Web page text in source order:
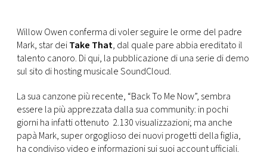
FOTO
CONCORSI
EVENTI
Willow Owen conferma di voler seguire le orme del padre
Mark, star deiTake That, dal quale pare abbia ereditato il
talento canoro. Di qui, la pubblicazione di una serie di demo
sul sito di hosting musicale SoundCloud.
La sua canzone più recente, “Back To Me Now”, sembra
essere la più apprezzata dalla sua community: in pochi
giorni ha infatti ottenuto 2.130 visualizzazioni; ma anche
papà Mark, super orgoglioso dei nuovi progetti della figlia,
ha condiviso video e informazioni sui suoi account ufficiali.